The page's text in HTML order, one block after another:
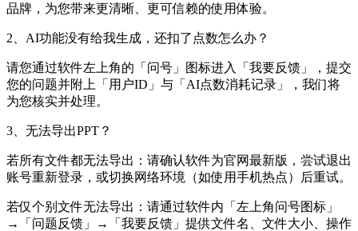
品牌，为您带来更清晰、更可信赖的使用体验。
2、AI功能没有给我生成，还扣了点数怎么办？
请您通过软件左上角的「问号」图标进入「我要反馈」，提交
您的问题并附上「用户ID」与「AI点数消耗记录」，我们将
为您核实并处理。
3、无法导出PPT？
若所有文件都无法导出：请确认软件为官网最新版，尝试退出
账号重新登录，或切换网络环境（如使用手机热点）后重试。
若仅个别文件无法导出：请通过软件内「左上角问号图标」
→「问题反馈」→「我要反馈」提供文件名、文件大小、操作